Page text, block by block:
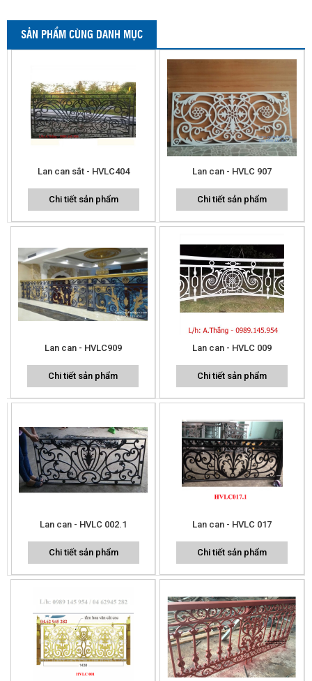
SẢN PHẨM CÙNG DANH MỤC
Lan can sắt - HVLC404
Chi tiết sản phẩm
Lan can - HVLC 907
Chi tiết sản phẩm
Lan can - HVLC909
Chi tiết sản phẩm
Lan can - HVLC 009
Chi tiết sản phẩm
Lan can - HVLC 002.1
Chi tiết sản phẩm
Lan can - HVLC 017
Chi tiết sản phẩm